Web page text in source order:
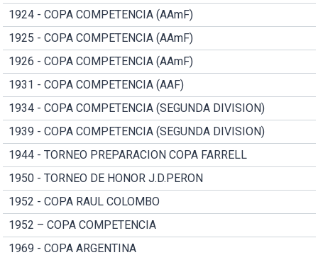
1924 - COPA COMPETENCIA (AAmF)
1925 - COPA COMPETENCIA (AAmF)
1926 - COPA COMPETENCIA (AAmF)
1931 - COPA COMPETENCIA (AAF)
1934 - COPA COMPETENCIA (SEGUNDA DIVISION)
1939 - COPA COMPETENCIA (SEGUNDA DIVISION)
1944 - TORNEO PREPARACION COPA FARRELL
1950 - TORNEO DE HONOR J.D.PERON
1952 - COPA RAUL COLOMBO
1952 – COPA COMPETENCIA
1969 - COPA ARGENTINA